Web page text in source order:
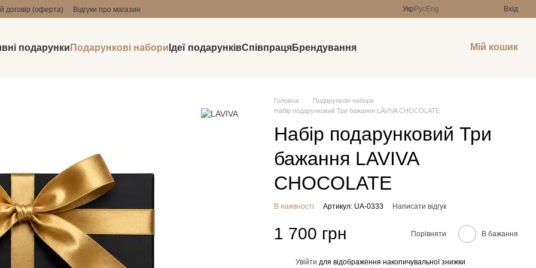
договір (оферта) Відгуки про магазин Укр РусEng Вхід
подарунки Подарункові набори Ідеї подарунківСпівпрацяБрендування Мій кошик
Головна
Подарункові набори
Набір подарунковий Три бажання LAVIVA CHOCOLATE
Набір подарунковий Три
бажання LAVIVA
CHOCOLATE
В наявності Артикул: UA-0333 Написати відгук
1 700 грн Порівняти В бажання
Увійти для відображення накопичувальної знижки